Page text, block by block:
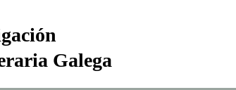
Galega